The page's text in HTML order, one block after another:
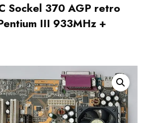
Sockel 370 AGP retro
III 933MHz +